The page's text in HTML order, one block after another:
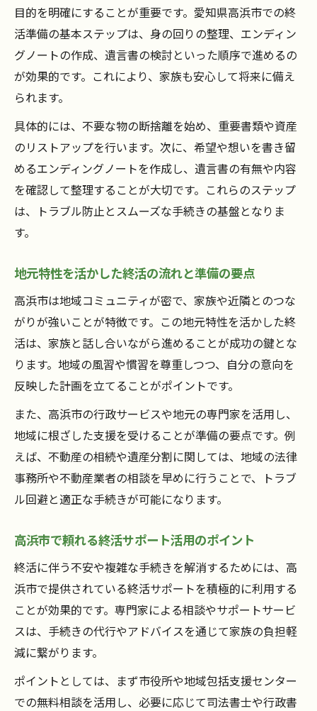
目的を明確にすることが重要です。愛知県高浜市での終
活準備の基本ステップは、身の回りの整理、エンディン
グノートの作成、遺言書の検討といった順序で進めるの
が効果的です。これにより、家族も安心して将来に備え
られます。
具体的には、不要な物の断捨離を始め、重要書類や資産
のリストアップを行います。次に、希望や想いを書き留
めるエンディングノートを作成し、遺言書の有無や内容
を確認して整理することが大切です。これらのステップ
は、トラブル防止とスムーズな手続きの基盤となりま
す。
地元特性を活かした終活の流れと準備の要点
高浜市は地域コミュニティが密で、家族や近隣とのつな
がりが強いことが特徴です。この地元特性を活かした終
活は、家族と話し合いながら進めることが成功の鍵とな
ります。地域の風習や慣習を尊重しつつ、自分の意向を
反映した計画を立てることがポイントです。
また、高浜市の行政サービスや地元の専門家を活用し、
地域に根ざした支援を受けることが準備の要点です。例
えば、不動産の相続や遺産分割に関しては、地域の法律
事務所や不動産業者の相談を早めに行うことで、トラブ
ル回避と適正な手続きが可能になります。
高浜市で頼れる終活サポート活用のポイント
終活に伴う不安や複雑な手続きを解消するためには、高
浜市で提供されている終活サポートを積極的に利用する
ことが効果的です。専門家による相談やサポートサービ
スは、手続きの代行やアドバイスを通じて家族の負担軽
減に繋がります。
ポイントとしては、まず市役所や地域包括支援センター
での無料相談を活用し、必要に応じて司法書士や行政書